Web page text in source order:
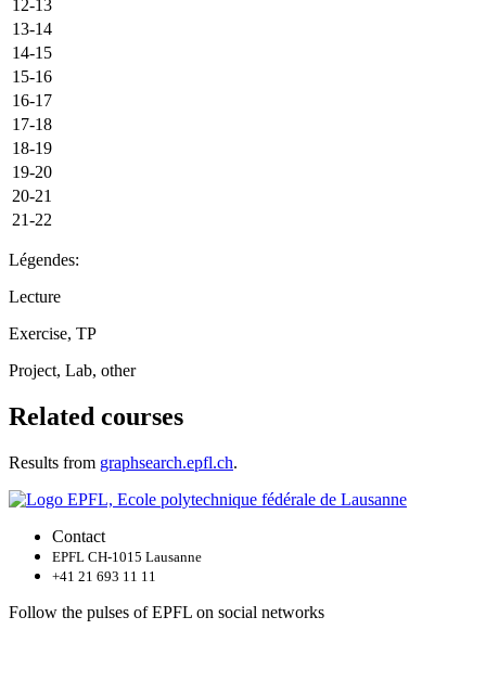
12-13
13-14
14-15
15-16
16-17
17-18
18-19
19-20
20-21
21-22
Légendes:
Lecture
Exercise, TP
Project, Lab, other
Related courses
Results from graphsearch.epfl.ch.
Contact
EPFL CH-1015 Lausanne
+41 21 693 11 11
Follow the pulses of EPFL on social networks